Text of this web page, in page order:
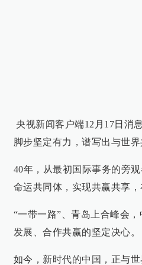
央视新闻客户端12月17日消
脚步坚定有力，谱写出与世界
40年，从最初国际事务的旁
命运共同体，实现共赢共享
“一带一路”、青岛上合峰会
发展、合作共赢的坚定决心。
如今，新时代的中国，正与